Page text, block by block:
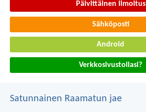
Päivittäinen ilmoitus
Sähköposti
Android
Verkkosivustollasi?
Satunnainen Raamatun jae